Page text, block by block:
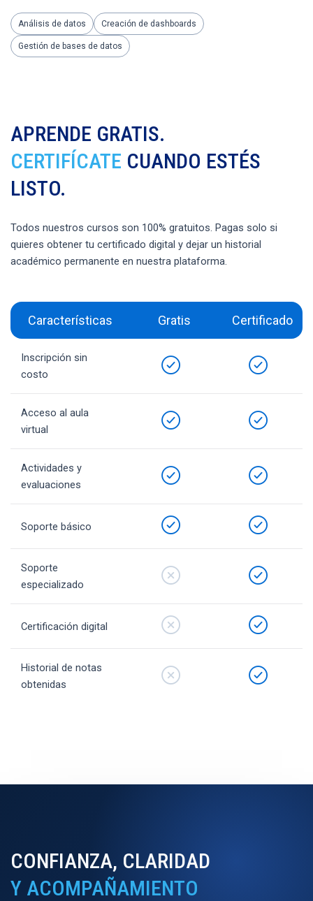
Análisis de datos Creación de dashboards
Gestión de bases de datos
APRENDE GRATIS.
CERTIFÍCATE CUANDO ESTÉS
LISTO.
Todos nuestros cursos son 100% gratuitos. Pagas solo si
quieres obtener tu certificado digital y dejar un historial
académico permanente en nuestra plataforma.
Características Gratis Certificado
Inscripción sin
costo
Acceso al aula
virtual
Actividades y
evaluaciones
Soporte básico
Soporte
especializado
Certificación digital
Historial de notas
obtenidas
CONFIANZA, CLARIDAD
Y ACOMPAÑAMIENTO